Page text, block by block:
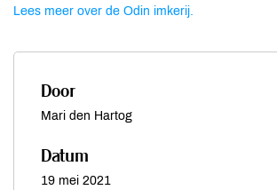
Lees meer over de Odin imkerij.
Door
Mari den Hartog
Datum
19 mei 2021